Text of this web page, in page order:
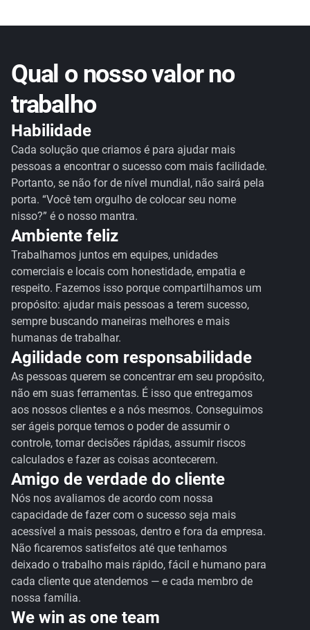
Qual o nosso valor no
trabalho
Habilidade
Cada solução que criamos é para ajudar mais
pessoas a encontrar o sucesso com mais facilidade.
Portanto, se não for de nível mundial, não sairá pela
porta. “Você tem orgulho de colocar seu nome
nisso?” é o nosso mantra.
Ambiente feliz
Trabalhamos juntos em equipes, unidades
comerciais e locais com honestidade, empatia e
respeito. Fazemos isso porque compartilhamos um
propósito: ajudar mais pessoas a terem sucesso,
sempre buscando maneiras melhores e mais
humanas de trabalhar.
Agilidade com responsabilidade
As pessoas querem se concentrar em seu propósito,
não em suas ferramentas. É isso que entregamos
aos nossos clientes e a nós mesmos. Conseguimos
ser ágeis porque temos o poder de assumir o
controle, tomar decisões rápidas, assumir riscos
calculados e fazer as coisas acontecerem.
Amigo de verdade do cliente
Nós nos avaliamos de acordo com nossa
capacidade de fazer com o sucesso seja mais
acessível a mais pessoas, dentro e fora da empresa.
Não ficaremos satisfeitos até que tenhamos
deixado o trabalho mais rápido, fácil e humano para
cada cliente que atendemos — e cada membro de
nossa família.
We win as one team